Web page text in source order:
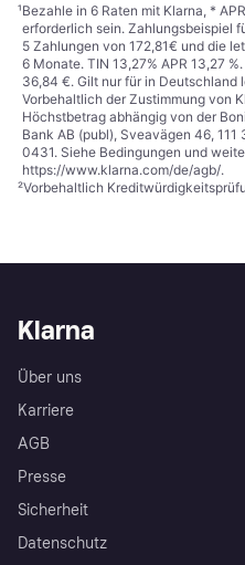
¹Bezahle in 6 Raten mit Klarna, *
erforderlich sein. Zahlungsbeispiel
5 Zahlungen von 172,81€ und die
6 Monate. TIN 13,27% APR 13,27
36,84 €. Gilt nur für in Deutschland
Vorbehaltlich der Zustimmung von
Höchstbetrag abhängig von der
Bank AB (publ), Sveavägen 46,
0431. Siehe Bedingungen und
https://www.klarna.com/de/agb/.
²Vorbehaltlich
Klarna
Über uns
Karriere
AGB
Presse
Sicherheit
Datenschutz